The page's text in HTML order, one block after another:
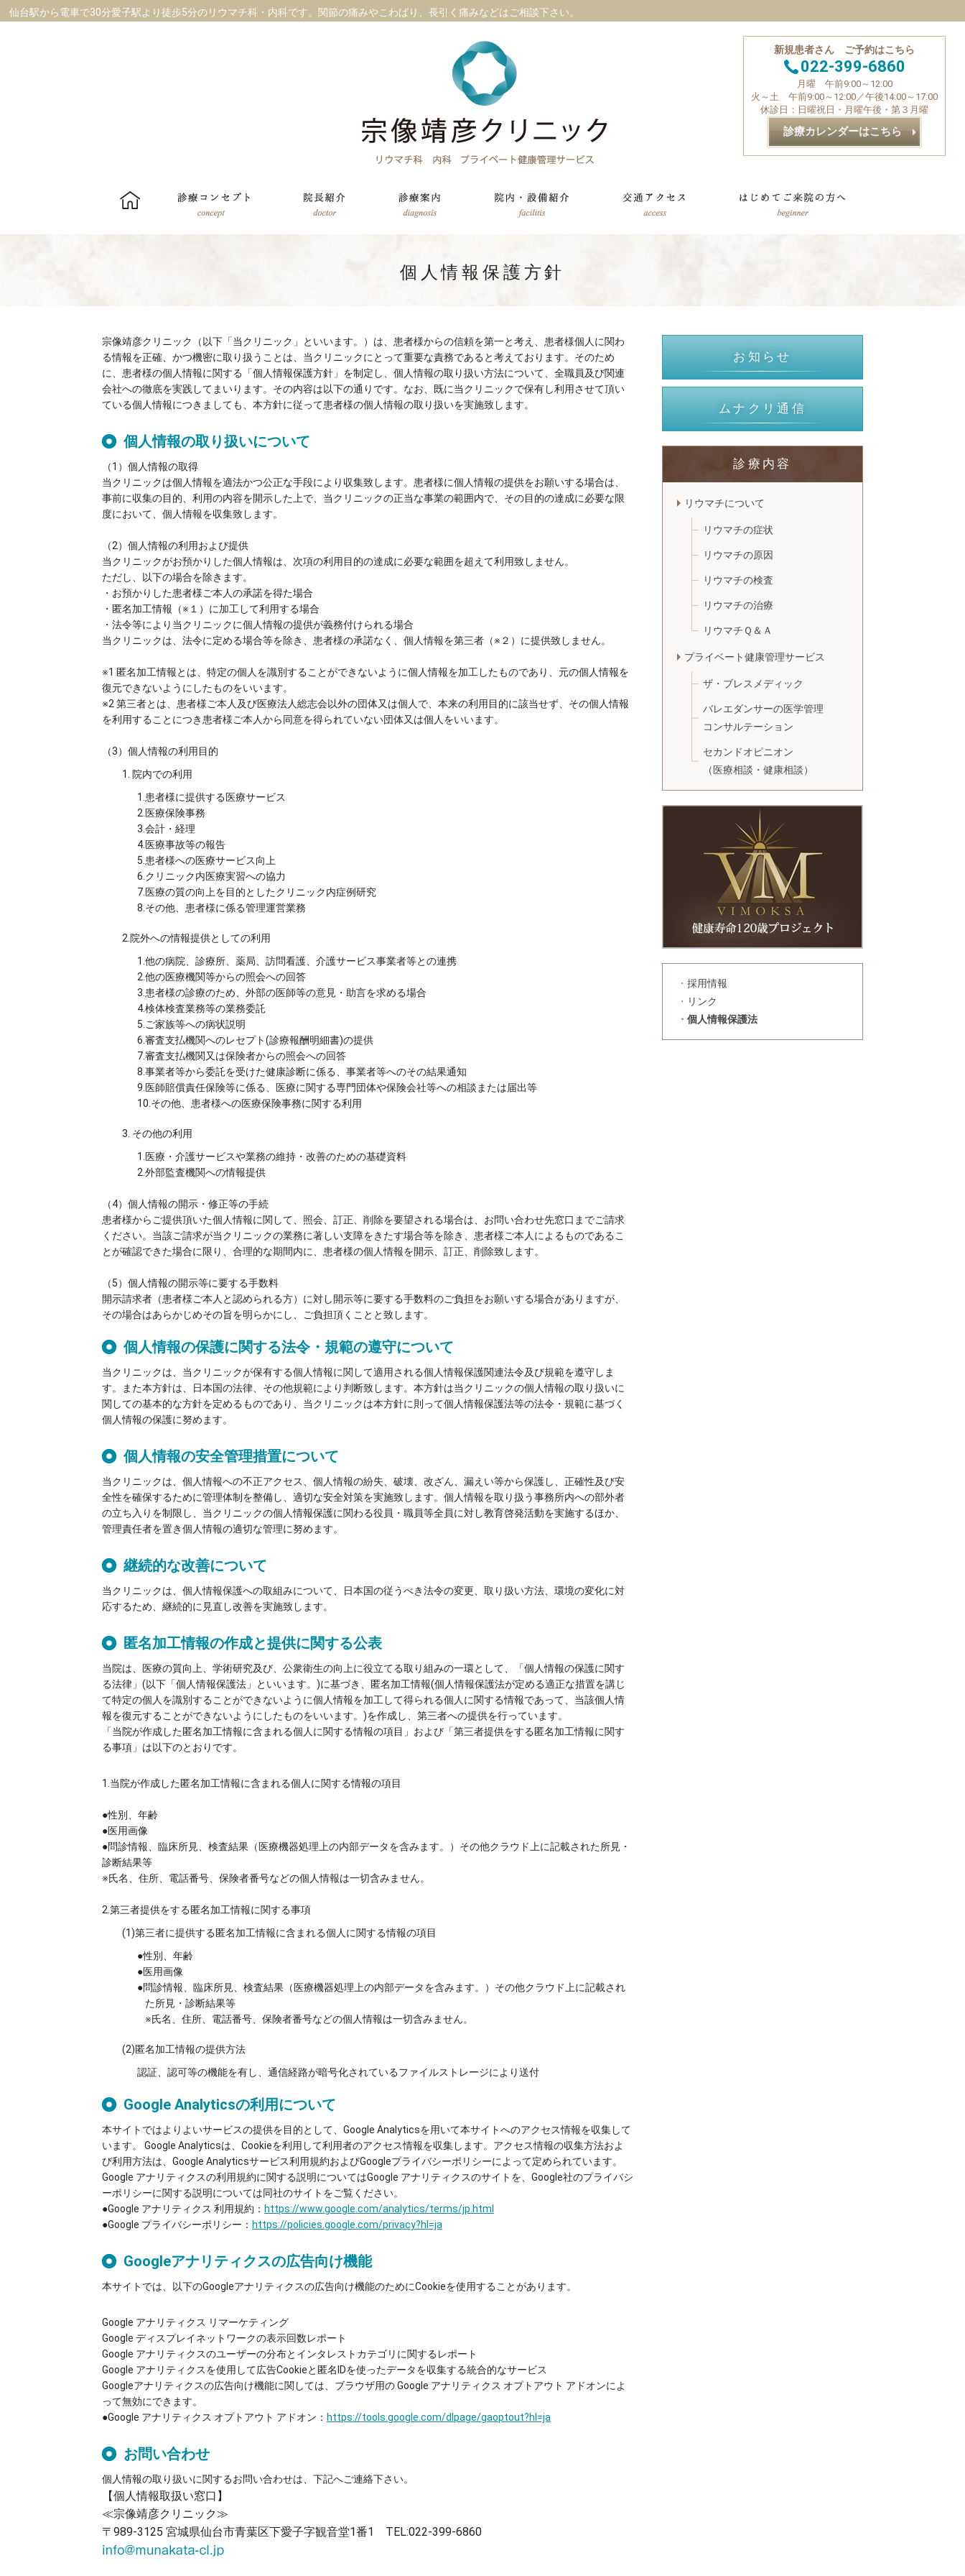
仙台駅から電車で30分愛子駅より徒歩5分のリウマチ科 ・ 内科です。 関節の痛みやこわばり、長引く痛みなどはご相談下さい。
新規患者さん ご予約はこちら
022-399-6860
月曜 午前9:00～12:00
火～土 午前9:00～12:00／午後14:00～17:00
休診日：日曜祝日・月曜午後・第３月曜
診療カレンダーはこちら
個人情報保護方針
宗像靖彦クリニック（以下「当クリニック」といいます。）は、患者様からの信頼を第一と考え、患者様個人に関わ
る情報を正確、かつ機密に取り扱うことは、当クリニックにとって重要な責務であると考えております。そのため
に、患者様の個人情報に関する「個人情報保護方針」を制定し、個人情報の取り扱い方法について、全職員及び関連
会社への徹底を実践してまいります。その内容は以下の通りです。なお、既に当クリニックで保有し利用させて頂い
ている個人情報につきましても、本方針に従って患者様の個人情報の取り扱いを実施致します。​
個人情報の取り扱いについて​
（1）個人情報の取得
当クリニックは個人情報を適法かつ公正な手段により収集致します。患者様に個人情報の提供をお願いする場合は、
事前に収集の目的、利用の内容を開示した上で、当クリニックの正当な事業の範囲内で、その目的の達成に必要な限
度において、個人情報を収集致します。
（2）個人情報の利用および提供
当クリニックがお預かりした個人情報は、次項の利用目的の達成に必要な範囲を超えて利用致しません。
ただし、以下の場合を除きます。​
・お預かりした患者様ご本人の承諾を得た場合
・匿名加工情報（※１）に加工して利用する場合
・法令等により当クリニックに個人情報の提供が義務付けられる場合
当クリニックは、法令に定める場合等を除き、患者様の承諾なく、個人情報を第三者（※２）に提供致しません。
※1 匿名加工情報とは、特定の個人を識別することができないように個人情報を加工したものであり、元の個人情報を
復元できないようにしたものをいいます。
※2 第三者とは、患者様ご本人及び医療法人総志会以外の団体又は個人で、本来の利用目的に該当せず、その個人情報
を利用することにつき患者様ご本人から同意を得られていない団体又は個人をいいます。
（3）個人情報の利用目的
1. 院内での利用
1.患者様に提供する医療サービス
2.医療保険事務
3.会計・経理
4.医療事故等の報告​
5.患者様への医療サービス向上​
6.クリニック内医療実習への協力
7.医療の質の向上を目的としたクリニック内症例研究
8.その他、患者様に係る管理運営業務
2.院外への情報提供としての利用
1.他の病院、診療所、薬局、訪問看護、介護サービス事業者等との連携
2.他の医療機関等からの照会への回答
3.患者様の診療のため、外部の医師等の意見・助言を求める場合
4.検体検査業務等の業務委託
5.ご家族等への病状説明
6.審査支払機関へのレセプト(診療報酬明細書)の提供
7.審査支払機関又は保険者からの照会への回答
8.事業者等から委託を受けた健康診断に係る、事業者等へのその結果通知
9.医師賠償責任保険等に係る、医療に関する専門団体や保険会社等への相談または届出等
10.その他、患者様への医療保険事務に関する利用
3. その他の利用
1.医療・介護サービスや業務の維持・改善のための基礎資料
2.外部監査機関への情報提供
（4）個人情報の開示・修正等の手続
患者様からご提供頂いた個人情報に関して、照会、訂正、削除を要望される場合は、お問い合わせ先窓口までご請求
ください。当該ご請求が当クリニックの業務に著しい支障をきたす場合等を除き、患者様ご本人によるものであるこ
とが確認できた場合に限り、合理的な期間内に、患者様の個人情報を開示、訂正、削除致します。
（5）個人情報の開示等に要する手数料
開示請求者（患者様ご本人と認められる方）に対し開示等に要する手数料のご負担をお願いする場合がありますが、
その場合はあらかじめその旨を明らかにし、ご負担頂くことと致します。​
個人情報の保護に関する法令・規範の遵守について​
当クリニックは、当クリニックが保有する個人情報に関して適用される個人情報保護関連法令及び規範を遵守しま
す。また本方針は、日本国の法律、その他規範により判断致します。本方針は当クリニックの個人情報の取り扱いに
関しての基本的な方針を定めるものであり、当クリニックは本方針に則って個人情報保護法等の法令・規範に基づく
個人情報の保護に努めます。​
個人情報の安全管理措置について​​
当クリニックは、個人情報への不正アクセス、個人情報の紛失、破壊、改ざん、漏えい等から保護し、正確性及び安
全性を確保するために管理体制を整備し、適切な安全対策を実施致します。個人情報を取り扱う事務所内への部外者
の立ち入りを制限し、当クリニックの個人情報保護に関わる役員・職員等全員に対し教育啓発活動を実施するほか、
管理責任者を置き個人情報の適切な管理に努めます。​
継続的な改善について​
当クリニックは、個人情報保護への取組みについて、日本国の従うべき法令の変更、取り扱い方法、環境の変化に対
応するため、継続的に見直し改善を実施致します。​
匿名加工情報の作成と提供に関する公表
当院は、医療の質向上、学術研究及び、公衆衛生の向上に役立てる取り組みの一環として、「個人情報の保護に関す
る法律」(以下「個人情報保護法」といいます。)に基づき、匿名加工情報(個人情報保護法が定める適正な措置を講じ
て特定の個人を識別することができないように個人情報を加工して得られる個人に関する情報であって、当該個人情
報を復元することができないようにしたものをいいます。)を作成し、第三者への提供を行っています。
「当院が作成した匿名加工情報に含まれる個人に関する情報の項目」および「第三者提供をする匿名加工情報に関す
る事項」は以下のとおりです。
1.当院が作成した匿名加工情報に含まれる個人に関する情報の項目
●性別、年齢
●医用画像
●問診情報、臨床所見、検査結果（医療機器処理上の内部データを含みます。）その他クラウド上に記載された所見・
診断結果等
※氏名、住所、電話番号、保険者番号などの個人情報は一切含みません。
2.第三者提供をする匿名加工情報に関する事項
(1)第三者に提供する匿名加工情報に含まれる個人に関する情報の項目
●性別、年齢
●医用画像
●問診情報、臨床所見、検査結果（医療機器処理上の内部データを含みます。）その他クラウド上に記載され
た所見・診断結果等
※氏名、住所、電話番号、保険者番号などの個人情報は一切含みません。
(2)匿名加工情報の提供方法
認証、認可等の機能を有し、通信経路が暗号化されているファイルストレージにより送付
Google Analyticsの利用について ​
本サイトではよりよいサービスの提供を目的として、Google Analyticsを用いて本サイトへのアクセス情報を収集して
います。 Google Analyticsは、Cookieを利用して利用者のアクセス情報を収集します。アクセス情報の収集方法およ
び利用方法は、Google Analyticsサービス利用規約およびGoogleプライバシーポリシーによって定められています。
Google アナリティクスの利用規約に関する説明についてはGoogle アナリティクスのサイトを、Google社のプライバシ
ーポリシーに関する説明については同社のサイトをご覧ください。
●Google アナリティクス 利用規約： https://www.google.com/analytics/terms/jp.html
●Google プライバシーポリシー： https://policies.google.com/privacy?hl=ja
Googleアナリティクスの広告向け機能
本サイトでは、以下のGoogleアナリティクスの広告向け機能のためにCookieを使用することがあります。
Google アナリティクス リマーケティング
Google ディスプレイネットワークの表示回数レポート
Google アナリティクスのユーザーの分布とインタレストカテゴリに関するレポート
Google アナリティクスを使用して広告Cookieと匿名IDを使ったデータを収集する統合的なサービス
Googleアナリティクスの広告向け機能に関しては、ブラウザ用の Google アナリティクス オプトアウト アドオンによ
って無効にできます。
●Google アナリティクス オプトアウト アドオン： https://tools.google.com/dlpage/gaoptout?hl=ja
お問い合わせ​
個人情報の取り扱いに関するお問い合わせは、下記へご連絡下さい。​
【個人情報取扱い窓口】
≪宗像靖彦クリニック≫​
〒989-3125 宮城県仙台市青葉区下愛子字観音堂1番1 TEL:022-399-6860
お知らせ
ムナクリ通信
診療内容
リウマチについて
リウマチの症状
リウマチの原因
リウマチの検査
リウマチの治療
リウマチＱ＆Ａ
プライベート健康管理サービス
ザ・ブレスメディック
バレエダンサーの医学管理
コンサルテーション
セカンドオピニオン
（医療相談・健康相談）
採用情報
リンク
個人情報保護法